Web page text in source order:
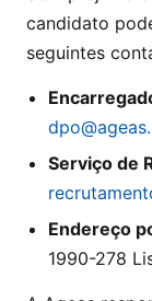
candidato
seguintes
Serviço de
Endereço
1990-278